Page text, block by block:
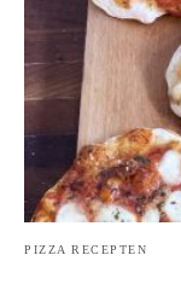
PIZZA RECEPTEN